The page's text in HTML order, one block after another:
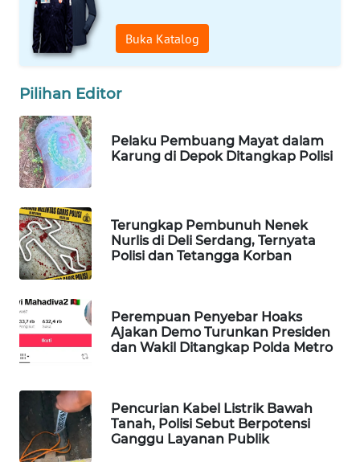
Buka Katalog
Pilihan Editor
Pelaku Pembuang Mayat dalam
Karung di Depok Ditangkap Polisi
Terungkap Pembunuh Nenek
Nurlis di Deli Serdang, Ternyata
Polisi dan Tetangga Korban
Perempuan Penyebar Hoaks
Ajakan Demo Turunkan Presiden
dan Wakil Ditangkap Polda Metro
Pencurian Kabel Listrik Bawah
Tanah, Polisi Sebut Berpotensi
Ganggu Layanan Publik
WAHANA
INFRASTRUKTUR
KONSUMEN
WAHANA
LISTRIK
WAHANA
TRAVEL
WAHANA
TV
WAHANANEWS
WAHANANEWS
CO ID